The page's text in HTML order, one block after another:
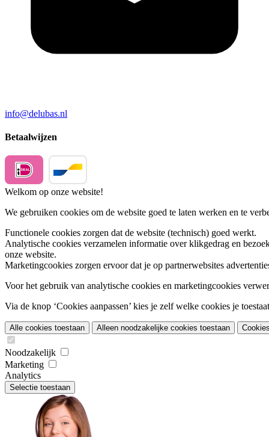
info@delubas.nl
Betaalwijzen
Welkom op onze website!
We gebruiken cookies om de website goed te laten werken en te
Functionele cookies zorgen dat de website (technisch) goed werkt.
Analytische cookies verzamelen informatie over klikgedrag en
onze website.
Marketingcookies zorgen ervoor dat je op partnerwebsites
Voor het gebruik van analytische cookies en marketingcookies
Via de knop ‘Cookies aanpassen’ kies je zelf welke cookies je
Alle cookies toestaan Alleen noodzakelijke cookies toestaan
Noodzakelijk
Marketing
Analytics
Selectie toestaan